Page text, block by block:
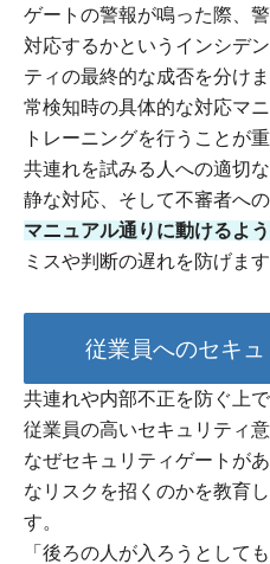
ゲートの警報が鳴った際、
対応するかというインシデ
ティの最終的な成否を分け
常検知時の具体的な対応マ
トレーニングを行うことが重
共連れを試みる人への適切
静な対応、そして不審者への
マニュアル通りに動けるよ
ミスや判断の遅れを防げます
従業員へのセキ
共連れや内部不正を防ぐ上
従業員の高いセキュリティ
なぜセキュリティゲートが
なリスクを招くのかを教育
す。
「後ろの人が入ろうとして